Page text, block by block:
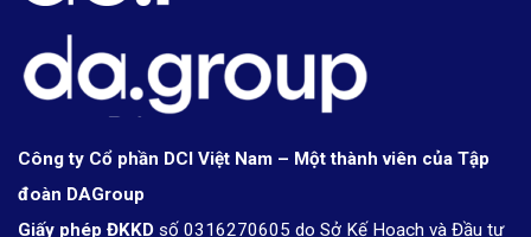
Công ty Cổ phần DCI Việt Nam – Một thành viên của Tập
đoàn DAGroup
Giấy phép ĐKKD số 0316270605 do Sở Kế Hoạch và Đầu tư